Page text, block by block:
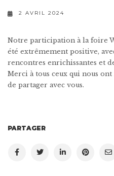
2 AVRIL 2024
Notre participation à la foire
été extrêmement positive,
rencontres enrichissantes et
Merci à tous ceux qui nous
de partager avec vous.
PARTAGER